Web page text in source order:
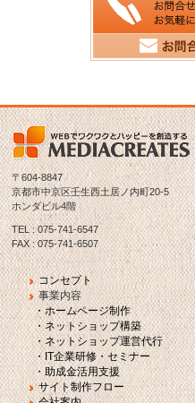
〒604-8847
京都市中京区壬生西土居ノ内町20-5
ホンダビル4階
TEL : 075-741-6547
FAX : 075-741-6507
コンセプト
事業内容
・ホームページ制作
・ネットショップ構築
・ネットショップ運営代行
・IT企業研修・セミナー
・助成金活用支援
サイト制作フロー